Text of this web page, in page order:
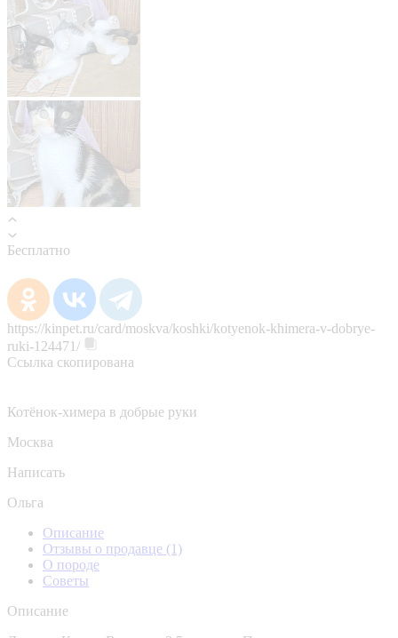
Бесплатно
https://kinpet.ru/card/moskva/koshki/kotyenok-khimera-v-dobrye-
ruki-124471/
Ссылка скопирована
Котёнок-химера в добрые руки
Москва
Написать
Ольга
Описание
Отзывы о продавце (1)
О породе
Советы
Описание